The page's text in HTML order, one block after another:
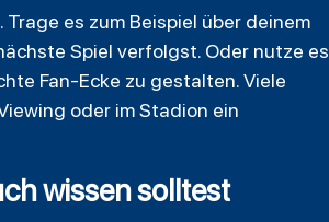
es zum Beispiel über deinem
Spiel verfolgst. Oder nutze es
Fan-Ecke zu gestalten. Viele
oder im Stadion ein
wissen solltest